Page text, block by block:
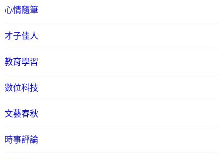
心情隨筆
才子佳人
教育學習
數位科技
文藝春秋
時事評論